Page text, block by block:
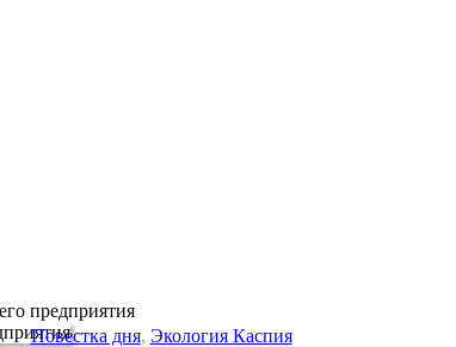
предприятия
Повестка дня, Экология Каспия